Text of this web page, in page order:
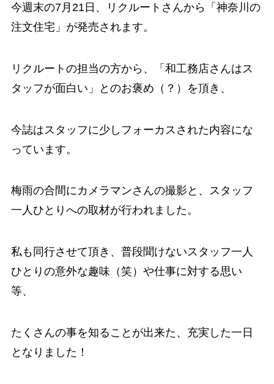
今週末の7月21日、リクルートさんから「神奈川の
注文住宅」が発売されます。
リクルートの担当の方から、「和工務店さんはス
タッフが面白い」とのお褒め（？）を頂き、
今誌はスタッフに少しフォーカスされた内容にな
っています。
梅雨の合間にカメラマンさんの撮影と、スタッフ
一人ひとりへの取材が行われました。
私も同行させて頂き、普段聞けないスタッフ一人
ひとりの意外な趣味（笑）や仕事に対する思い
等、
たくさんの事を知ることが出来た、充実した一日
となりました！